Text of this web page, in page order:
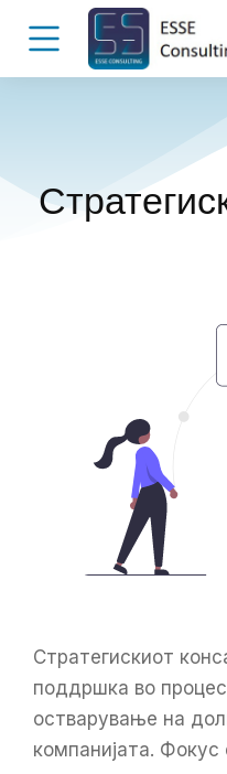
Стратегискиот
поддршка во
остварување на
компанијата. Фокус